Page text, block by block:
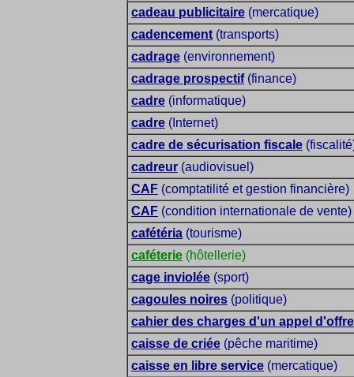
cadeau publicitaire (mercatique)
cadencement (transports)
cadrage (environnement)
cadrage prospectif(finance)
cadre (informatique)
cadre (Internet)
cadre de sécurisation fiscale
cadreur (audiovisuel)
CAF (comptatilité et gestion financière)
CAF (condition internationale de vente)
cafétéria (tourisme)
caféterie (hôtellerie)
cage inviolée (sport)
cagoules noires (politique)
cahier des charges d'un appel
caisse de criée (pêche maritime)
caisse en libre service (mercatique)